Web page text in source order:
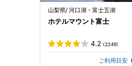
山梨県/ 河口湖・富士五湖
ホテルマウント富士
4.2 (2249)
ご利用目安